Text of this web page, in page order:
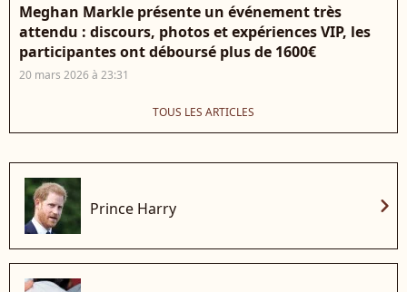
Meghan Markle présente un événement très
attendu : discours, photos et expériences VIP, les
participantes ont déboursé plus de 1600€
20 mars 2026 à 23:31
TOUS LES ARTICLES
Prince Harry chevron_right